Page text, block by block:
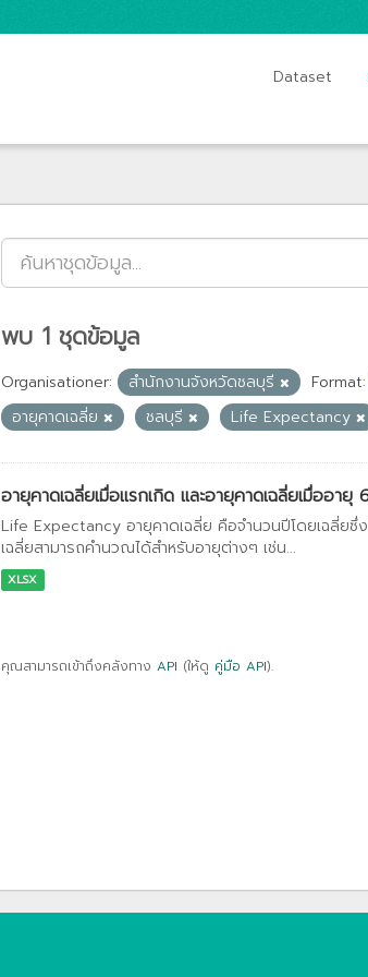
Dataset
พบ 1 ชุดข้อมูล
Organisationer: สำนักงานจังหวัดชลบุรี Format:
อายุคาดเฉลี่ย
ชลบุรี Life Expectancy
อายุคาดเฉลี่ยเมื่อแรกเกิด และอายุคาดเฉลี่ยเมื่ออายุ
Life Expectancy อายุคาดเฉลี่ย คือจำนวนปีโดยเฉลี่ย
เฉลี่ยสามารถคำนวณได้สำหรับอายุต่างๆ เช่น...
XLSX
คุณสามารถเข้าถึงคลังทาง API (ให้ดู คู่มือ API).